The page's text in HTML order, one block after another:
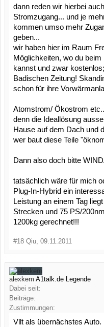
dann reden wir hierbei
Stromzugang... und je
kommen umso mehr
geben...
wir haben hier im Raum
Möglichkeiten, wo du
kannst und zwar
Badischen Zeitung!
schon für ihre
Atomstrom/ Ökostrom
denn die Ideallösung
Hause auf dem Dach und
wer baut diese Teile
Dann also doch bitte
tatsächlich wäre für mich
Plug-In-Hybrid ein
Leistung an einem Tag
Strecken und 75 PS/
1200kg gerechnet!!!
#18 Qiu 09.11.2011
alexkem A1talk.de Legende
Dabei seit:
Beiträge:
Zustimmungen:
Vllt als übernächstes